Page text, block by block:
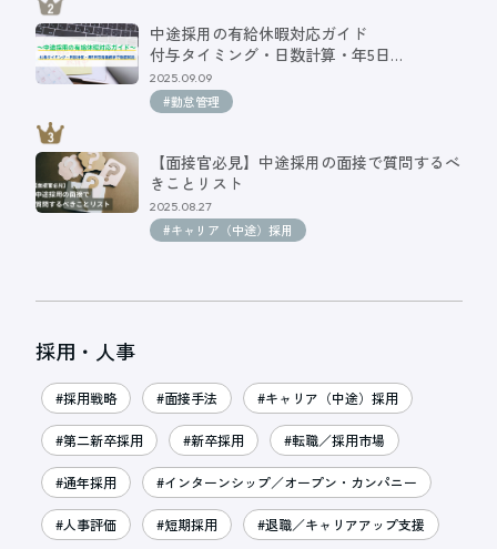
中途採用の有給休暇対応ガイド
付与タイミング・日数計算・年5日…
2025.09.09
#勤怠管理
【面接官必見】中途採用の面接で質問するべ
きことリスト
2025.08.27
#キャリア（中途）採用
採用・人事
#採用戦略 #面接手法 #キャリア（中途）採用
#第二新卒採用 #新卒採用 #転職／採用市場
#通年採用 #インターンシップ／オープン・カンパニー
#人事評価 #短期採用 #退職／キャリアアップ支援